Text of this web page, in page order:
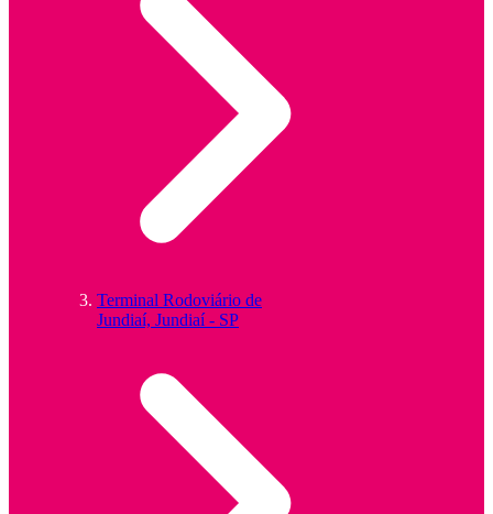
Terminal Rodoviário de
Jundiaí, Jundiaí - SP